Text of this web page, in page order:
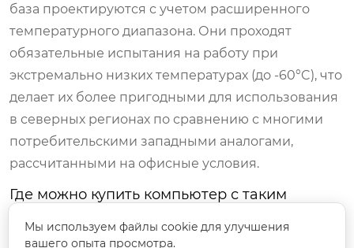
база проектируются с учетом расширенного
температурного диапазона. Они проходят
обязательные испытания на работу при
экстремально низких температурах (до -60°C), что
делает их более пригодными для использования
в северных регионах по сравнению с многими
потребительскими западными аналогами,
рассчитанными на офисные условия.
Где можно купить компьютер с таким
процессором?
На данный момент основные поставки
Мы используем файлы cookie для улучшения
вашего опыта просмотра.